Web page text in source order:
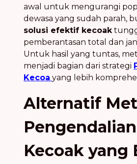
awal untuk mengurangi
dewasa yang sudah parah,
solusi efektif kecoak
pemberantasan total dan
Untuk hasil yang tuntas,
menjadi bagian dari strategi
Kecoa yang lebih
Alternatif
Kecoak yang